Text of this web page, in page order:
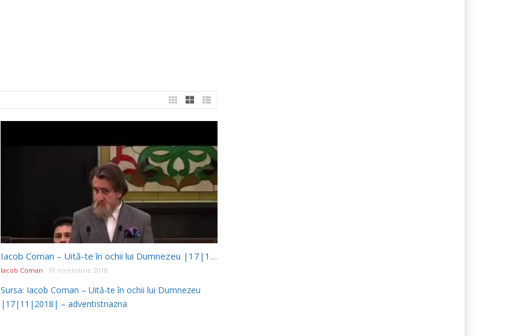
Iacob Coman – Uită-te în ochii lui Dumnezeu |17|11|2018|
Iacob Coman 18 noiembrie 2018
Sursa: Iacob Coman – Uită-te în ochii lui Dumnezeu
|17|11|2018| – adventistnazna